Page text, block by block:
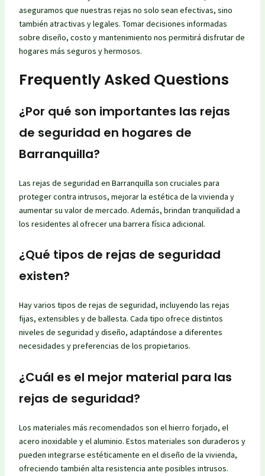
aseguramos que nuestras rejas no solo sean efectivas, sino
también atractivas y legales. Tomar decisiones informadas
sobre diseño, costo y mantenimiento nos permitirá disfrutar de
hogares más seguros y hermosos.
Frequently Asked Questions
¿Por qué son importantes las rejas
de seguridad en hogares de
Barranquilla?
Las rejas de seguridad en Barranquilla son cruciales para
proteger contra intrusos, mejorar la estética de la vivienda y
aumentar su valor de mercado. Además, brindan tranquilidad a
los residentes al ofrecer una barrera física adicional.
¿Qué tipos de rejas de seguridad
existen?
Hay varios tipos de rejas de seguridad, incluyendo las rejas
fijas, extensibles y de ballesta. Cada tipo ofrece distintos
niveles de seguridad y diseño, adaptándose a diferentes
necesidades y preferencias de los propietarios.
¿Cuál es el mejor material para las
rejas de seguridad?
Los materiales más recomendados son el hierro forjado, el
acero inoxidable y el aluminio. Estos materiales son duraderos y
pueden integrarse estéticamente en el diseño de la vivienda,
ofreciendo también alta resistencia ante posibles intrusos.